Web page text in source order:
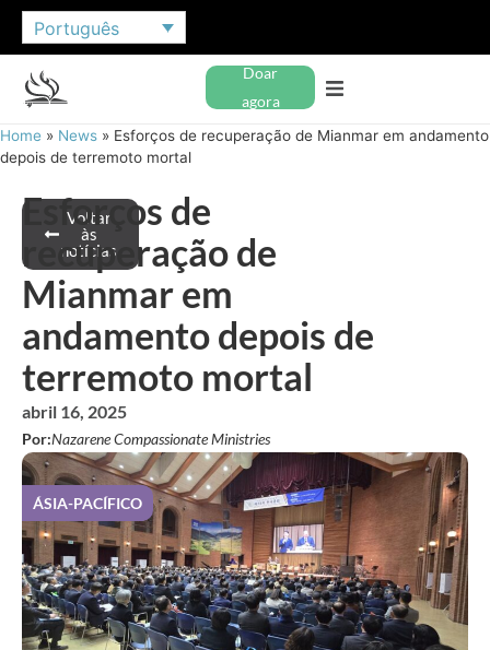
Português
Doar
agora
Home » News » Esforços de recuperação de Mianmar em andamento
depois de terremoto mortal
Voltar
às
notícias
Esforços de
recuperação de
Mianmar em
andamento depois de
terremoto mortal
abril 16, 2025
Por:Nazarene Compassionate Ministries
ÁSIA-PACÍFICO